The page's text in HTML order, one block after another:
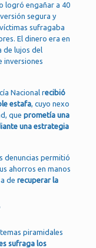
logró engañar a 40
segura y
sufragaba
El dinero era en
de lujos del
inversiones
Nacional recibió
estafa, cuyo nexo
que prometía una
una estrategia
denuncias permitió
ahorros en manos
de recuperar la
piramidales
sufraga los